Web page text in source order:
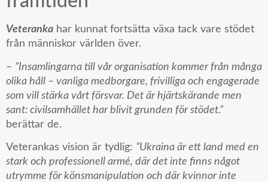
Veteranka har kunnat fortsätta växa tack vare stödet
från människor världen över.
– ”Insamlingarna till vår organisation kommer från många
olika håll – vanliga medborgare, frivilliga och engagerade
som vill stärka vårt försvar. Det är hjärtskärande men
sant: civilsamhället har blivit grunden för stödet.”
berättar de.
Veterankas vision är tydlig: ”Ukraina är ett land med en
stark och professionell armé, där det inte finns något
utrymme för könsmanipulation och där kvinnor inte